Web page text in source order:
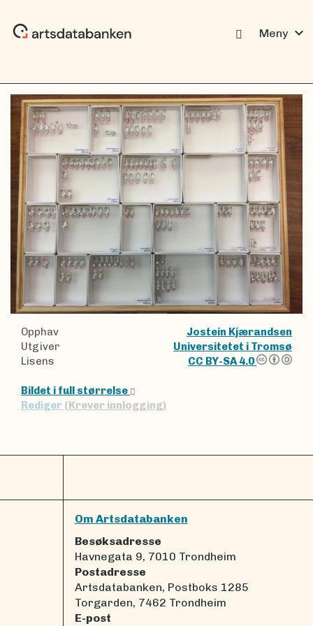
Meny expand_more
Opphav
Jostein Kjærandsen
Utgiver
Universitetet i Tromsø
Lisens
CC BY-SA 4.0
Bildet i full størrelse
Rediger (Krever innlogging)
Om Artsdatabanken
Besøksadresse
Havnegata 9, 7010 Trondheim
Postadresse
Artsdatabanken, Postboks 1285
Torgarden, 7462 Trondheim
E-post